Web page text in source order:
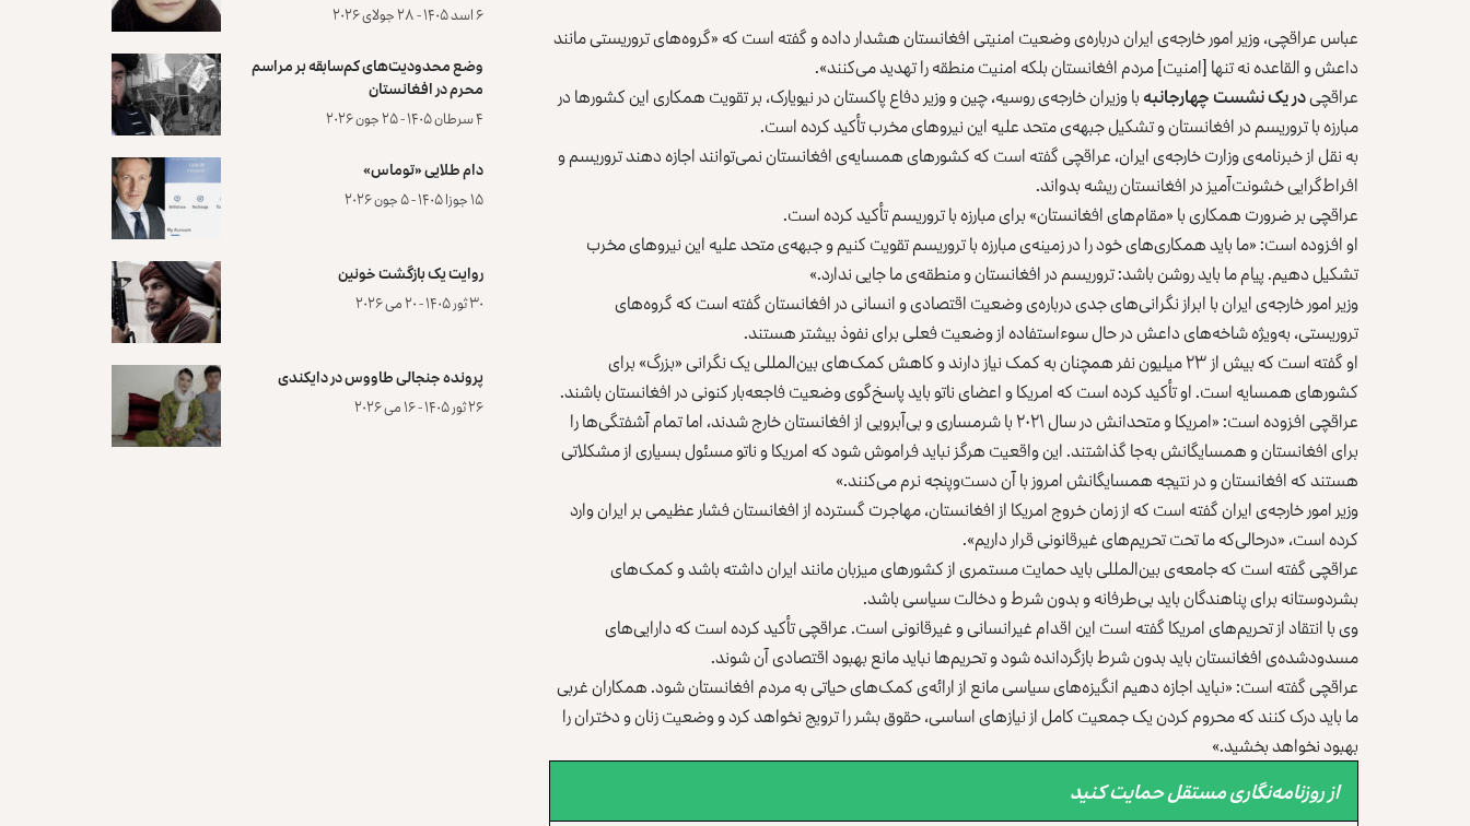
عباس عراقچی، وزیر امور خارجه‌ی ایران درباره‌ی وضعیت امنیتی افغانستان هشدار داده و گفته است که «گروه‌های تروریستی مانند
داعش و القاعده نه تنها [امنیت] مردم افغانستان بلکه امنیت منطقه را تهدید می‌کنند».
عراقچیدر یک نشست چهارجانبهبا وزیران خارجه‌ی روسیه، چین و وزیر دفاع پاکستان در نیویارک، بر تقویت همکاری این کشورها در
مبارزه با تروریسم در افغانستان و تشکیل جبهه‌‌ی متحد علیه این نیروهای مخرب تأکید کرده است.
به نقل از خبرنامه‌ی وزارت خارجه‌ی ایران، عراقچی گفته است که کشورهای همسایه‌ی افغانستان نمی‌توانند اجازه دهند تروریسم و
افراط‌گرایی خشونت‌آمیز در افغانستان ریشه بدواند.
عراقچی بر ضرورت همکاری با «مقام‌های افغانستان» برای مبارزه با تروریسم تأکید کرده است.
او افزوده است: «ما باید همکاری‌های خود را در زمینه‌ی مبارزه با تروریسم تقویت کنیم و جبهه‌ی متحد علیه این نیروهای مخرب
تشکیل دهیم. پیام ما باید روشن باشد: تروریسم در افغانستان و منطقه‌ی ما جایی ندارد.»
وزیر امور خارجه‌ی ایران با ابراز نگرانی‌های جدی درباره‌ی وضعیت اقتصادی و انسانی در افغانستان گفته است که گروه‌های
تروریستی، به‌ویژه شاخه‌های داعش در حال سوءاستفاده از وضعیت فعلی برای نفوذ بیشتر هستند.
او گفته است که بیش از ۲۳ میلیون نفر همچنان به کمک نیاز دارند و کاهش کمک‌های بین‌المللی یک نگرانی «بزرگ» برای
کشورهای همسایه است. او تأکید کرده است که امریکا و اعضای ناتو باید پاسخ‌گوی وضعیت فاجعه‌بار کنونی در افغانستان باشند.
عراقچی افزوده است: «امریکا و متحدانش در سال ۲۰۲۱ با شرمساری و بی‌آبرویی از افغانستان خارج شدند، اما تمام آشفتگی‌ها را
برای افغانستان و همسایگانش به‌جا گذاشتند. این واقعیت هرگز نباید فراموش شود که امریکا و ناتو مسئول بسیاری از مشکلاتی
هستند که افغانستان و در نتیجه همسایگانش امروز با آن دست‌وپنجه نرم می‌کنند.»
وزیر امور خارجه‌ی ایران گفته است که از زمان خروج امریکا از افغانستان، مهاجرت گسترده از افغانستان فشار عظیمی بر ایران وارد
کرده است، «درحالی‌که ما تحت تحریم‌های غیرقانونی قرار داریم».
عراقچی گفته است که جامعه‌ی بین‌المللی باید حمایت مستمری از کشورهای میزبان مانند ایران داشته باشد و کمک‌های
بشردوستانه برای پناهندگان باید بی‌طرفانه و بدون شرط و دخالت سیاسی باشد.
وی با انتقاد از تحریم‌های امریکا گفته است این اقدام غیرانسانی و غیرقانونی است. عراقچی تأکید کرده است که دارایی‌های
مسدودشده‌ی افغانستان باید بدون شرط بازگردانده شود و تحریم‌ها نباید مانع بهبود اقتصادی آن شوند.
عراقچی گفته است: «نباید اجازه دهیم انگیزه‌های سیاسی مانع از ارائه‌ی کمک‌های حیاتی به مردم افغانستان شود. همکاران غربی
ما باید درک کنند که محروم کردن یک جمعیت کامل از نیازهای اساسی، حقوق بشر را ترویج نخواهد کرد و وضعیت زنان و دختران را
بهبود نخواهد بخشید.»
از روزنامه‌نگاری مستقل حمایت کنید
۶ اسد ۱۴۰۵ - ۲۸ جولای ۲۰۲۶
وضع محدودیت‌های کم‌سابقه بر مراسم
محرم در افغانستان
۴ سرطان ۱۴۰۵ - ۲۵ جون ۲۰۲۶
دام طلایی «توماس»
۱۵ جوزا ۱۴۰۵ - ۵ جون ۲۰۲۶
روایت یک بازگشت خونین
۳۰ ثور ۱۴۰۵ - ۲۰ می ۲۰۲۶
پرونده‌ جنجالی طاووس در دایکندی
۲۶ ثور ۱۴۰۵ - ۱۶ می ۲۰۲۶